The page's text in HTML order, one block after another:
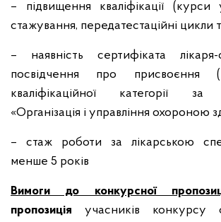
– підвищення кваліфікації (курси
стажування, передатестаційні цикли
– наявність сертифіката лікаря-
посвідчення про присвоєння
кваліфікаційної категорії за
«Організація і управління охороною
– стаж роботи за лікарською
менше 5 років
Вимоги до конкурсної
пропозиція учасників конкурсу